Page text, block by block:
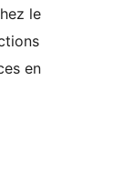
le
en